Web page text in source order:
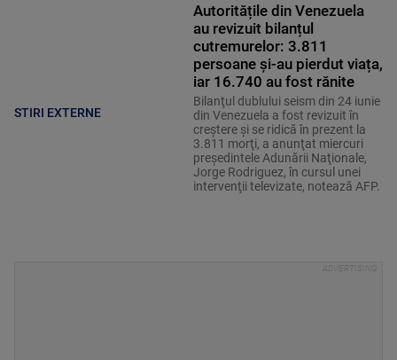
STIRI EXTERNE
Autoritățile din Venezuela
au revizuit bilanțul
cutremurelor: 3.811
persoane și-au pierdut viața,
iar 16.740 au fost rănite
Bilanţul dublului seism din 24 iunie
din Venezuela a fost revizuit în
creştere şi se ridică în prezent la
3.811 morţi, a anunţat miercuri
preşedintele Adunării Naţionale,
Jorge Rodriguez, în cursul unei
intervenţii televizate, notează AFP.